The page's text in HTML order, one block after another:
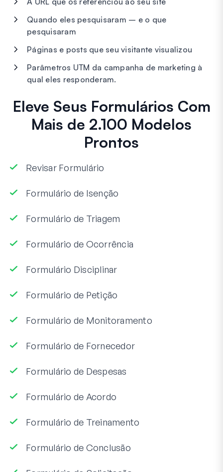
Quando eles pesquisaram – e o que
pesquisaram
Páginas e posts que seu visitante visualizou
Parâmetros UTM da campanha de marketing à
qual eles responderam.
Eleve Seus Formulários Com
Mais de 2.100 Modelos
Prontos
Revisar Formulário
Formulário de Isenção
Formulário de Triagem
Formulário de Ocorrência
Formulário Disciplinar
Formulário de Petição
Formulário de Monitoramento
Formulário de Fornecedor
Formulário de Despesas
Formulário de Acordo
Formulário de Treinamento
Formulário de Conclusão